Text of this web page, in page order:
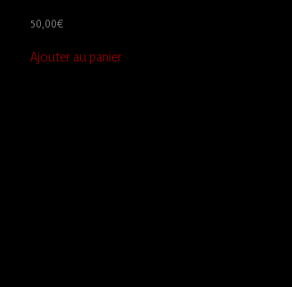
50,00€
Ajouter au panier